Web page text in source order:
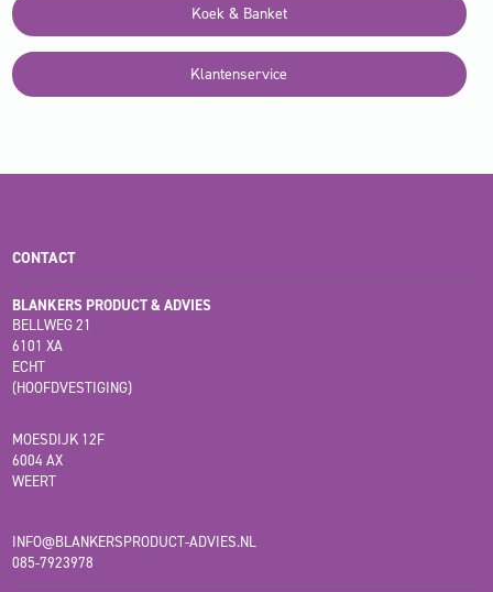
Koek & Banket
Klantenservice
CONTACT
BLANKERS PRODUCT & ADVIES
BELLWEG 21
6101 XA
ECHT
(HOOFDVESTIGING)
MOESDIJK 12F
6004 AX
WEERT
INFO@BLANKERSPRODUCT-ADVIES.NL
085-7923978